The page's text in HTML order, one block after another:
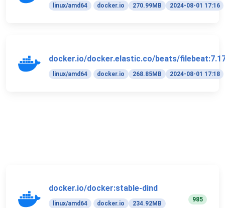
linux/amd64 docker.io 270.99MB 2024-08-01 17:16
docker.io/docker.elastic.co/beats/
linux/amd64 docker.io 268.85MB 2024-08-01 17:18
docker.io/docker:stable-dind
linux/amd64 docker.io
234.92MB
985